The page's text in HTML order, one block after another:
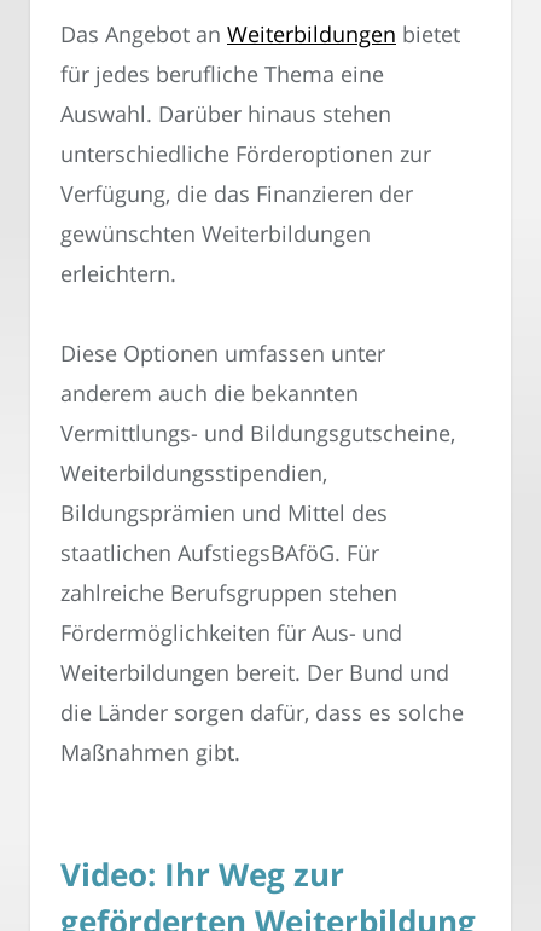
Das Angebot an Weiterbildungen bietet
für jedes berufliche Thema eine
Auswahl. Darüber hinaus stehen
unterschiedliche Förderoptionen zur
Verfügung, die das Finanzieren der
gewünschten Weiterbildungen
erleichtern.
Diese Optionen umfassen unter
anderem auch die bekannten
Vermittlungs- und Bildungsgutscheine,
Weiterbildungsstipendien,
Bildungsprämien und Mittel des
staatlichen AufstiegsBAföG. Für
zahlreiche Berufsgruppen stehen
Fördermöglichkeiten für Aus- und
Weiterbildungen bereit. Der Bund und
die Länder sorgen dafür, dass es solche
Maßnahmen gibt.
Video: Ihr Weg zur
geförderten Weiterbildung